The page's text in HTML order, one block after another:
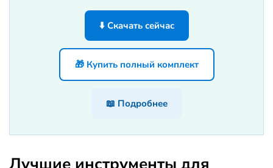
⬇️ Скачать сейчас
🎁 Купить полный комплект
📖 Подробнее